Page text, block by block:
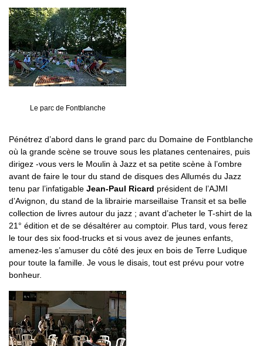
Le parc de Fontblanche
Pénétrez d’abord dans le grand parc du Domaine de Fontblanche
où la grande scène se trouve sous les platanes centenaires, puis
dirigez -vous vers le Moulin à Jazz et sa petite scène à l’ombre
avant de faire le tour du stand de disques des Allumés du Jazz
tenu par l’infatigable Jean-Paul Ricard président de l’AJMI
d’Avignon, du stand de la librairie marseillaise Transit et sa belle
collection de livres autour du jazz ; avant d’acheter le T-shirt de la
21° édition et de se désaltérer au comptoir. Plus tard, vous ferez
le tour des six food-trucks et si vous avez de jeunes enfants,
amenez-les s’amuser du côté des jeux en bois de Terre Ludique
pour toute la famille. Je vous le disais, tout est prévu pour votre
bonheur.